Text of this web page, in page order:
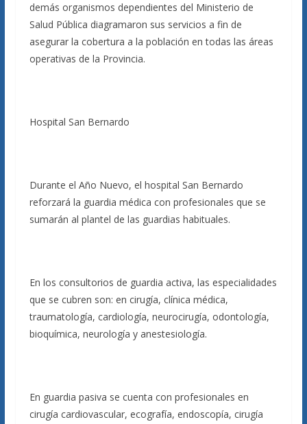
demás organismos dependientes del Ministerio de
Salud Pública diagramaron sus servicios a fin de
asegurar la cobertura a la población en todas las áreas
operativas de la Provincia.
Hospital San Bernardo
Durante el Año Nuevo, el hospital San Bernardo
reforzará la guardia médica con profesionales que se
sumarán al plantel de las guardias habituales.
En los consultorios de guardia activa, las especialidades
que se cubren son: en cirugía, clínica médica,
traumatología, cardiología, neurocirugía, odontología,
bioquímica, neurología y anestesiología.
En guardia pasiva se cuenta con profesionales en
cirugía cardiovascular, ecografía, endoscopía, cirugía